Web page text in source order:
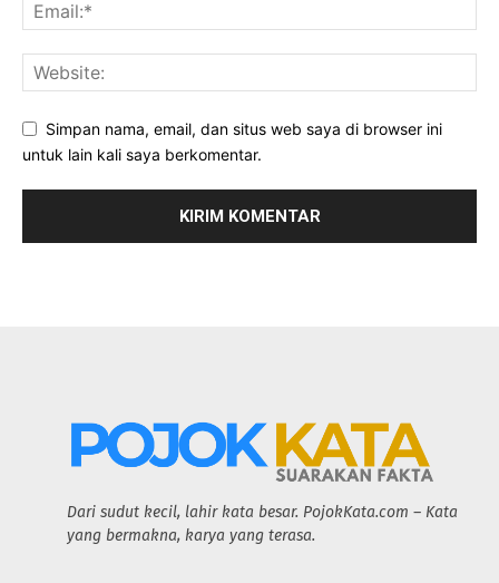
Simpan nama, email, dan situs web saya di browser ini
untuk lain kali saya berkomentar.
Dari sudut kecil, lahir kata besar. PojokKata.com – Kata
yang bermakna, karya yang terasa.